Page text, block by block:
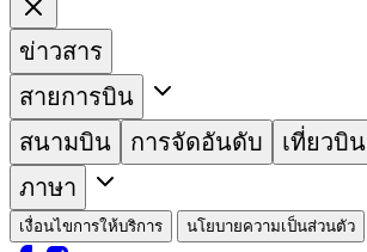
ข่าวสาร
สายการบิน
สนามบิน
การจัดอันดับ
เที่ยวบิน
ภาษา
เงื่อนไขการให้บริการ นโยบายความเป็นส่วนตัว